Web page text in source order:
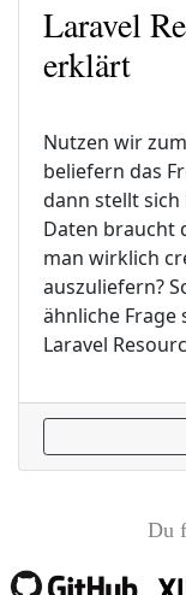
Laravel
erklärt
Nutzen wir
beliefern das
dann stellt sich
Daten braucht
man wirklich
auszuliefern?
ähnliche Frage
Laravel
Du